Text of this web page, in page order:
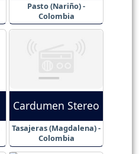
Pasto (Nariño) -
Colombia
Cardumen Stereo
Tasajeras (Magdalena) -
Colombia